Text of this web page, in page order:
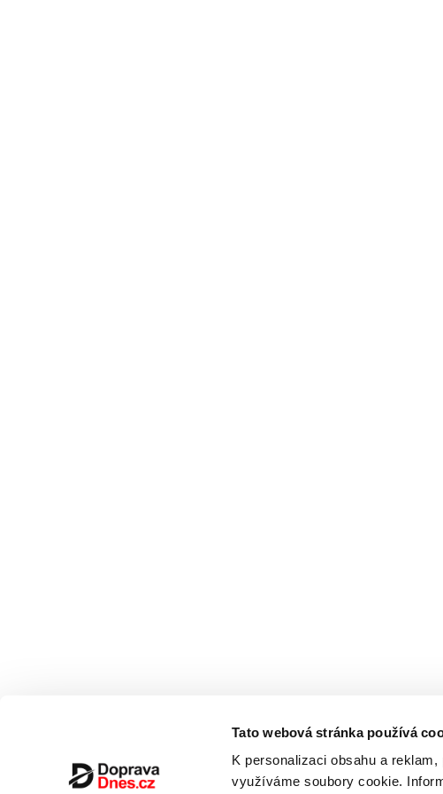
Tato webová stránka používá
K personalizaci obsahu a
využíváme soubory cookie.